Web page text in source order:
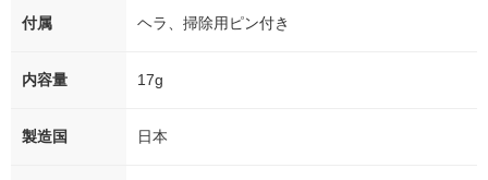
付属 ヘラ、掃除用ピン付き
内容量 17g
製造国 日本